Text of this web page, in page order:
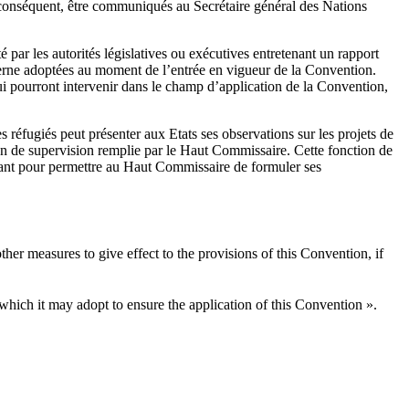
être communiqués au Secrétaire général des Nations
les autorités législatives ou exécutives entretenant un rapport
adoptées au moment de l’entrée en vigueur de la Convention.
pourront intervenir dans le champ d’application de la Convention,
peut présenter aux Etats ses observations sur les projets de
de supervision remplie par le Haut Commissaire. Cette fonction de
pour permettre au Haut Commissaire de formuler ses
measures to give effect to the provisions of this Convention, if
it may adopt to ensure the application of this Convention ».